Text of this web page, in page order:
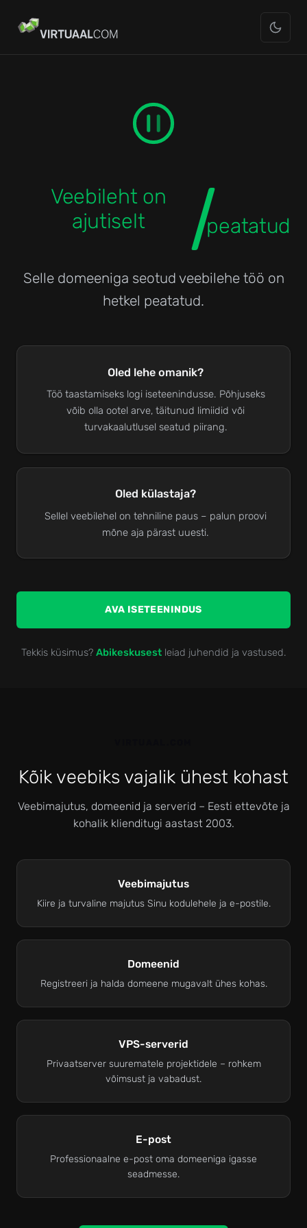
Veebileht on
ajutiselt
peatatud
Selle domeeniga seotud veebilehe töö on
hetkel peatatud.
Oled lehe omanik?
Töö taastamiseks logi iseteenindusse. Põhjuseks
võib olla ootel arve, täitunud limiidid või
turvakaalutlusel seatud piirang.
Oled külastaja?
Sellel veebilehel on tehniline paus – palun proovi
mõne aja pärast uuesti.
AVA ISETEENINDUS
Tekkis küsimus? Abikeskusestleiad juhendid ja vastused.
Kõik veebiks vajalik ühest kohast
Veebimajutus, domeenid ja serverid – Eesti ettevõte ja
kohalik klienditugi aastast 2003.
Veebimajutus
Kiire ja turvaline majutus Sinu kodulehele ja e-postile.
Domeenid
Registreeri ja halda domeene mugavalt ühes kohas.
VPS-serverid
Privaatserver suurematele projektidele – rohkem
võimsust ja vabadust.
E-post
Professionaalne e-post oma domeeniga igasse
seadmesse.